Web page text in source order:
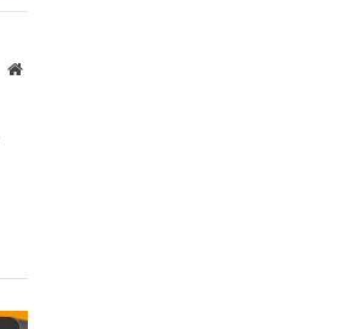
Website